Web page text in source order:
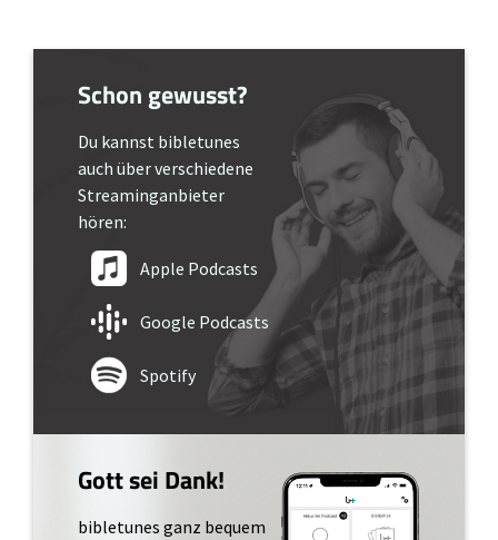
Schon gewusst?
Du kannst bibletunes
auch über verschiedene
Streaminganbieter
hören:
Apple Podcasts
Google Podcasts
Spotify
Gott sei Dank!
bibletunes ganz bequem